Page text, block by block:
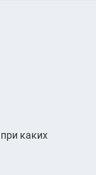
каких